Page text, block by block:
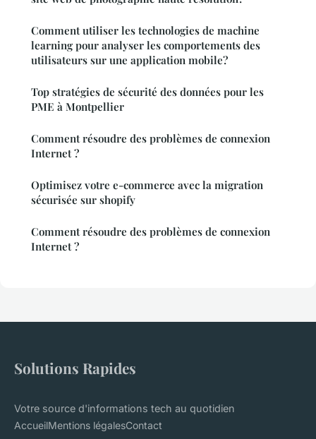
Comment utiliser les technologies de machine
learning pour analyser les comportements des
utilisateurs sur une application mobile?
Top stratégies de sécurité des données pour les
PME à Montpellier
Comment résoudre des problèmes de connexion
Internet ?
Optimisez votre e-commerce avec la migration
sécurisée sur shopify
Comment résoudre des problèmes de connexion
Internet ?
Solutions Rapides
Votre source d'informations tech au quotidien
AccueilMentions légalesContact